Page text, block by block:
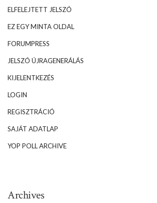
ELFELEJTETT JELSZÓ
EZ EGY MINTA OLDAL
FORUMPRESS
JELSZÓ ÚJRAGENERÁLÁS
KIJELENTKEZÉS
LOGIN
REGISZTRÁCIÓ
SAJÁT ADATLAP
YOP POLL ARCHIVE
Archives